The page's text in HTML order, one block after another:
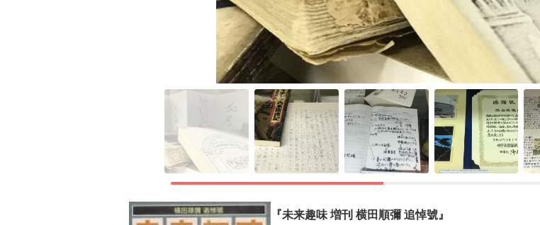
『未来趣味 増刊 横田順彌 追悼號』